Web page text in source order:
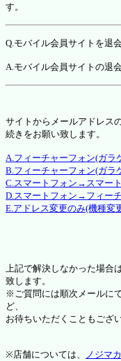
す。
Q.モバイル会員サイトを退会
A.モバイル会員サイトの退
サイトからメールアドレス
続きをお願い致します。
A.フィーチャーフォン(ガ
B.フィーチャーフォン(ガ
C.スマートフォン→スマー
D.スマートフォン→フィー
E.アドレス変更のみ(機種変
上記で解決しなかった場合は
致します。
※ご質問には順次メールに
ど、
お待ちいただくこともござ
※店舗については、 ノジマ